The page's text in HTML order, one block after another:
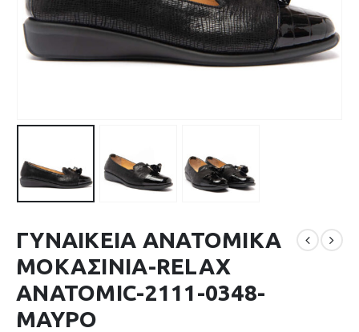
ΓΥΝΑΙΚΕΙΑ ΑΝΑΤΟΜΙΚΑ
ΜΟΚΑΣΙΝΙΑ-RELAX
ANATOMIC-2111-0348-
ΜΑΥΡΟ